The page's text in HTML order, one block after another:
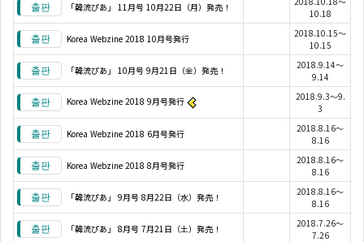
「韓流ぴあ」 11月号 10月22日（月）発売！
10.18
Korea Webzine 2018 10月号発行
2018.10.15～
10.15
「韓流ぴあ」 10月号 9月21日（金）発売！
2018.9.14～
9.14
Korea Webzine 2018 9月号発行
2018.9.3～9.
3
Korea Webzine 2018 6月号発行
2018.8.16～
8.16
Korea Webzine 2018 8月号発行
2018.8.16～
8.16
「韓流ぴあ」 9月号 8月22日（水）発売！
2018.8.16～
8.16
「韓流ぴあ」 8月号 7月21日（土）発売！
2018.7.26～
7.26